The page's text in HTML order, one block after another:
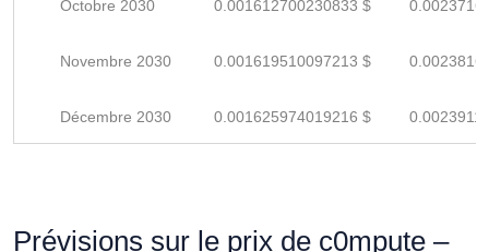
Octobre 2030 0.001612700230833 $
Novembre 2030 0.001619510097213 $
Décembre 2030 0.001625974019216 $
Prévisions sur le prix de c0mpute –